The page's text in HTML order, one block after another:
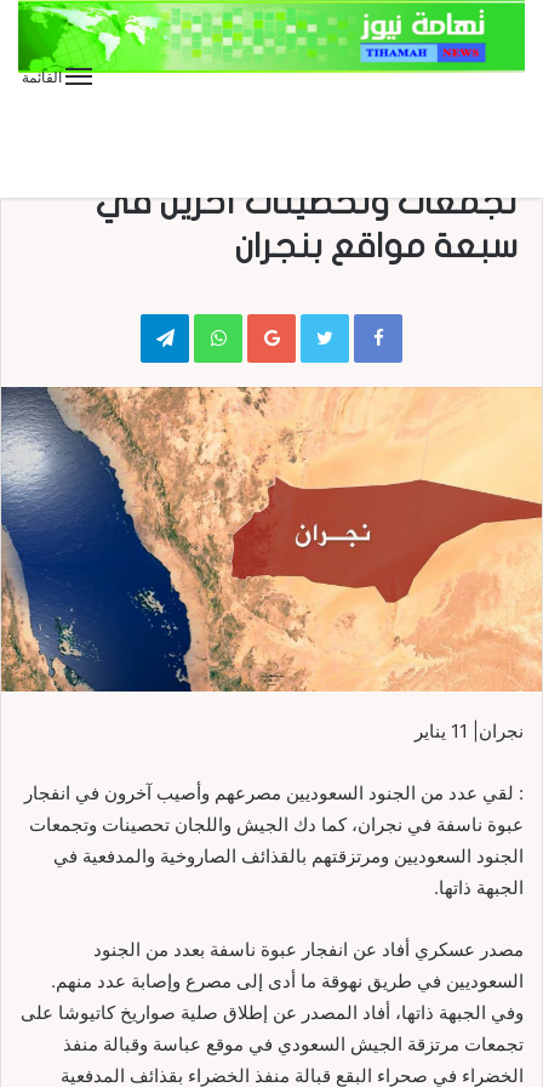
القائمة
تجمعات وتحصينات آخرين في
سبعة مواقع بنجران
Google+
WhatsApp
Telegram
نجران| 11 يناير
: لقي عدد من الجنود السعوديين مصرعهم وأصيب آخرون في انفجار
عبوة ناسفة في نجران، كما دك الجيش واللجان تحصينات وتجمعات
الجنود السعوديين ومرتزقتهم بالقذائف الصاروخية والمدفعية في
الجبهة ذاتها.
مصدر عسكري أفاد عن انفجار عبوة ناسفة بعدد من الجنود
السعوديين في طريق نهوقة ما أدى إلى مصرع وإصابة عدد منهم.
وفي الجبهة ذاتها، أفاد المصدر عن إطلاق صلية صواريخ كاتيوشا على
تجمعات مرتزقة الجيش السعودي في موقع عباسة وقبالة منفذ
الخضراء في صحراء البقع قبالة منفذ الخضراء بقذائف المدفعية